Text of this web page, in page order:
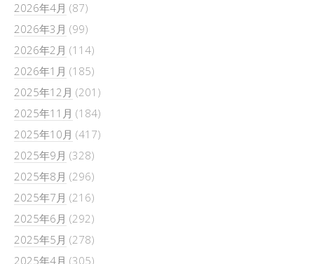
2026年4月 (87)
2026年3月 (99)
2026年2月 (114)
2026年1月 (185)
2025年12月 (201)
2025年11月 (184)
2025年10月 (417)
2025年9月 (328)
2025年8月 (296)
2025年7月 (216)
2025年6月 (292)
2025年5月 (278)
2025年4月 (305)